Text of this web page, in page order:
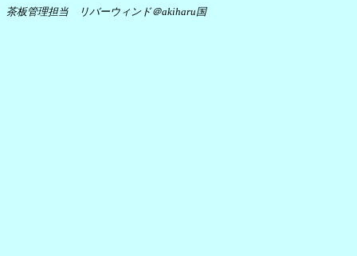
茶板管理担当 リバーウィンド＠akiharu国